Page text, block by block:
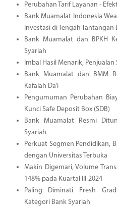
Perubahan Tarif Layanan -
Bank Muamalat Indonesia
Investasi di Tengah Tantangan
Bank Muamalat dan BPKH
Syariah
Imbal Hasil Menarik,
Bank Muamalat dan BMM
Kafalah Da’i
Pengumuman Perubahan
Kunci Safe Deposit Box (SDB)
Bank Muamalat Resmi
Syariah
Perkuat Segmen Pendidikan,
dengan Universitas Terbuka
Makin Digemari, Volume
148% pada Kuartal III-2024
Paling Diminati Fresh
Kategori Bank Syariah